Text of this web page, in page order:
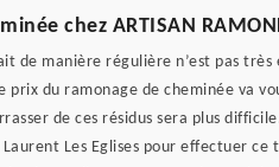
chez ARTISAN
de manière régulière n’est pas
du ramonage de cheminée va
de ces résidus sera plus
Laurent Les Eglises pour effectuer